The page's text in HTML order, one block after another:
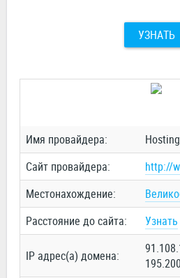
УЗНАТЬ
Имя провайдера:
Сайт провайдера:
http://
Местонахождение:
Расстояние до сайта:
Узнать
IP адрес(а) домена: